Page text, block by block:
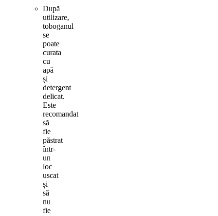
După
utilizare,
toboganul
se
poate
curata
cu
apă
și
detergent
delicat.
Este
recomandat
să
fie
păstrat
într-
un
loc
uscat
și
să
nu
fie